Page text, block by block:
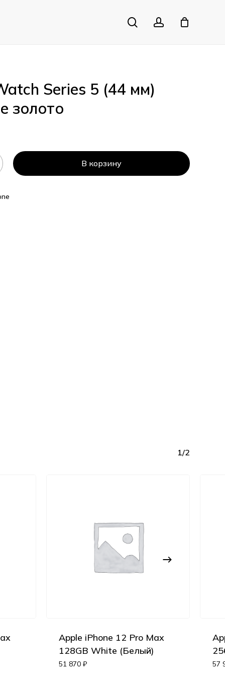
searchaccount
Корзина пуста.
Series 5 (44 мм)
золото
В корзину
1/2
Apple iPhone 12 Pro Max
128GB White (Белый)
51 870 ₽ 57